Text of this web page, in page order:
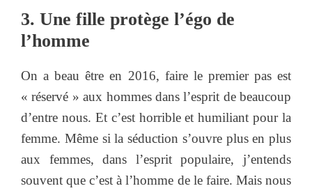
3. Une fille protège l’égo de
l’homme
On a beau être en 2016, faire le premier pas est
« réservé » aux hommes dans l’esprit de beaucoup
d’entre nous. Et c’est horrible et humiliant pour la
femme. Même si la séduction s’ouvre plus en plus
aux femmes, dans l’esprit populaire, j’entends
souvent que c’est à l’homme de le faire. Mais nous